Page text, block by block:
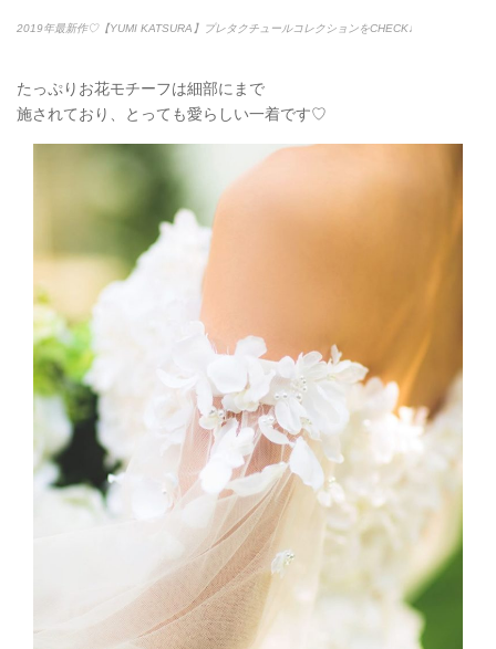
2019年最新作♡【YUMI KATSURA】プレタクチュールコレクションをCHECK♩
たっぷりお花モチーフは細部にまで
施されており、とっても愛らしい一着です♡